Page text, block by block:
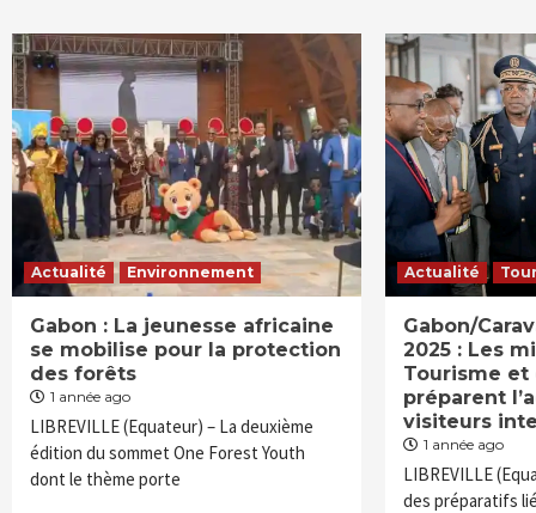
Actualité Environnement
Gabon : La jeunesse africaine
se mobilise pour la protection
des forêts
1 année ago
LIBREVILLE (Equateur) – La deuxième
édition du sommet One Forest Youth
dont le thème porte
Actualité
Gabon/
2025 : Les
Tourisme et
préparent
visiteurs
1 année ago
LIBREVILLE
des préparatifs